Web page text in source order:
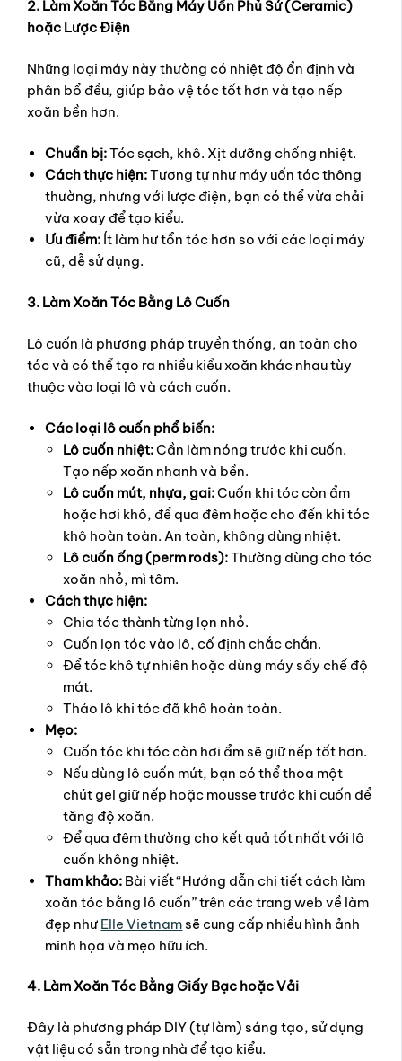
2. Làm Xoăn Tóc Bằng Máy Uốn Phủ Sứ (Ceramic)
hoặc Lược Điện
Những loại máy này thường có nhiệt độ ổn định và
phân bổ đều, giúp bảo vệ tóc tốt hơn và tạo nếp
xoăn bền hơn.
Chuẩn bị:Tóc sạch, khô. Xịt dưỡng chống nhiệt.
Cách thực hiện:Tương tự như máy uốn tóc thông
thường, nhưng với lược điện, bạn có thể vừa chải
vừa xoay để tạo kiểu.
Ưu điểm: Ít làm hư tổn tóc hơn so với các loại máy
cũ, dễ sử dụng.
3. Làm Xoăn Tóc Bằng Lô Cuốn
Lô cuốn là phương pháp truyền thống, an toàn cho
tóc và có thể tạo ra nhiều kiểu xoăn khác nhau tùy
thuộc vào loại lô và cách cuốn.
Các loại lô cuốn phổ biến:
Lô cuốn nhiệt:Cần làm nóng trước khi cuốn.
Tạo nếp xoăn nhanh và bền.
Lô cuốn mút, nhựa, gai:Cuốn khi tóc còn ẩm
hoặc hơi khô, để qua đêm hoặc cho đến khi tóc
khô hoàn toàn. An toàn, không dùng nhiệt.
Lô cuốn ống (perm rods):Thường dùng cho tóc
xoăn nhỏ, mì tôm.
Cách thực hiện:
Chia tóc thành từng lọn nhỏ.
Cuốn lọn tóc vào lô, cố định chắc chắn.
Để tóc khô tự nhiên hoặc dùng máy sấy chế độ
mát.
Tháo lô khi tóc đã khô hoàn toàn.
Mẹo:
Cuốn tóc khi tóc còn hơi ẩm sẽ giữ nếp tốt hơn.
Nếu dùng lô cuốn mút, bạn có thể thoa một
chút gel giữ nếp hoặc mousse trước khi cuốn để
tăng độ xoăn.
Để qua đêm thường cho kết quả tốt nhất với lô
cuốn không nhiệt.
Tham khảo: Bài viết “Hướng dẫn chi tiết cách làm
xoăn tóc bằng lô cuốn” trên các trang web về làm
đẹp như Elle Vietnamsẽ cung cấp nhiều hình ảnh
minh họa và mẹo hữu ích.
4. Làm Xoăn Tóc Bằng Giấy Bạc hoặc Vải
Đây là phương pháp DIY (tự làm) sáng tạo, sử dụng
vật liệu có sẵn trong nhà để tạo kiểu.